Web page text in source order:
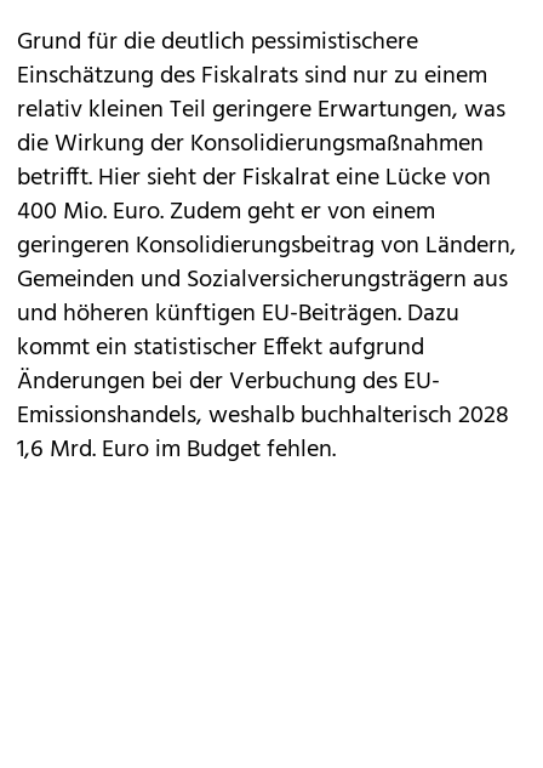
Grund für die deutlich pessimistischere
Einschätzung des Fiskalrats sind nur zu einem
relativ kleinen Teil geringere Erwartungen, was
die Wirkung der Konsolidierungsmaßnahmen
betrifft. Hier sieht der Fiskalrat eine Lücke von
400 Mio. Euro. Zudem geht er von einem
geringeren Konsolidierungsbeitrag von Ländern,
Gemeinden und Sozialversicherungsträgern aus
und höheren künftigen EU-Beiträgen. Dazu
kommt ein statistischer Effekt aufgrund
Änderungen bei der Verbuchung des EU-
Emissionshandels, weshalb buchhalterisch 2028
1,6 Mrd. Euro im Budget fehlen.